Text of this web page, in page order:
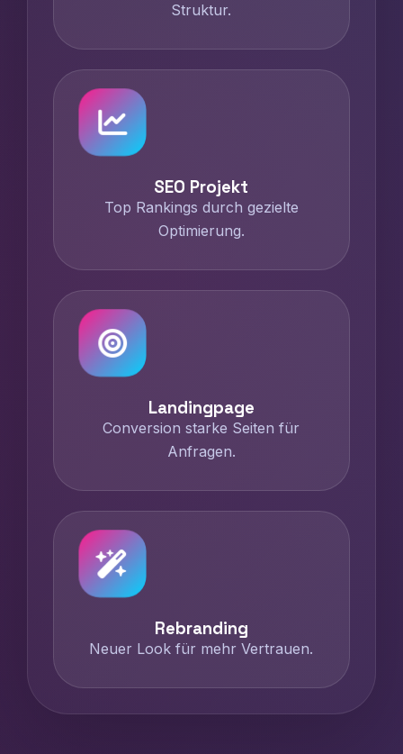
Struktur.
SEO Projekt
Top Rankings durch gezielte
Optimierung.
Landingpage
Conversion starke Seiten für
Anfragen.
Rebranding
Neuer Look für mehr Vertrauen.